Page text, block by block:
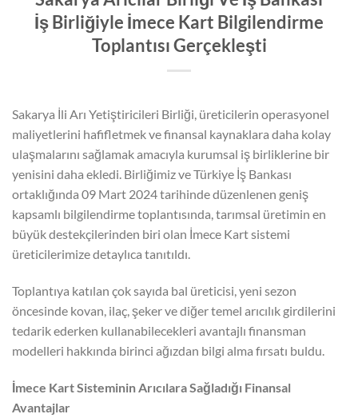
İş Birliğiyle İmece Kart Bilgilendirme
Toplantısı Gerçekleşti
Sakarya İli Arı Yetiştiricileri Birliği, üreticilerin operasyonel
maliyetlerini hafifletmek ve finansal kaynaklara daha kolay
ulaşmalarını sağlamak amacıyla kurumsal iş birliklerine bir
yenisini daha ekledi. Birliğimiz ve Türkiye İş Bankası
ortaklığında 09 Mart 2024 tarihinde düzenlenen geniş
kapsamlı bilgilendirme toplantısında, tarımsal üretimin en
büyük destekçilerinden biri olan İmece Kart sistemi
üreticilerimize detaylıca tanıtıldı.
Toplantıya katılan çok sayıda bal üreticisi, yeni sezon
öncesinde kovan, ilaç, şeker ve diğer temel arıcılık girdilerini
tedarik ederken kullanabilecekleri avantajlı finansman
modelleri hakkında birinci ağızdan bilgi alma fırsatı buldu.
İmece Kart Sisteminin Arıcılara Sağladığı Finansal
Avantajlar